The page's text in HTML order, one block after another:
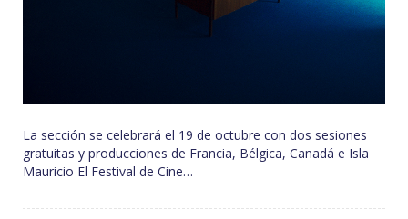
La sección se celebrará el 19 de octubre con dos sesiones
gratuitas y producciones de Francia, Bélgica, Canadá e Isla
Mauricio El Festival de Cine…